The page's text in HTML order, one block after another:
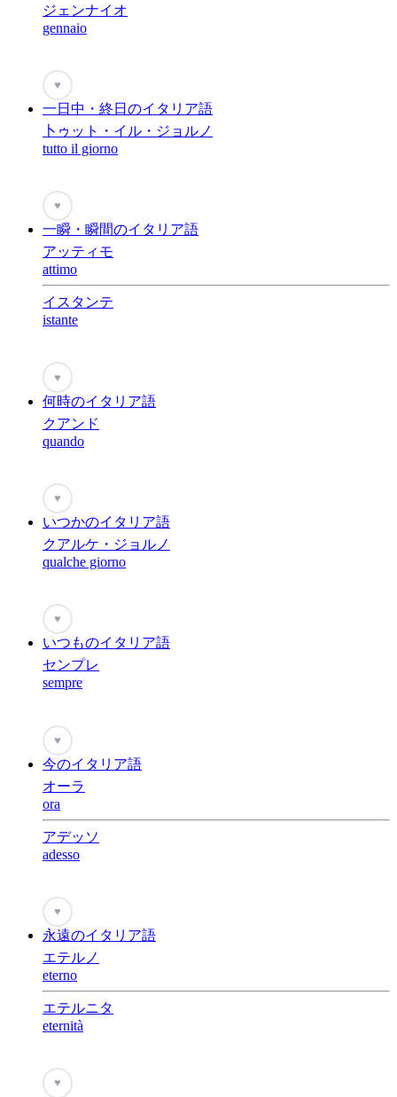
ジェンナイオ
gennaio
♥
一日中・終日のイタリア語
卜ゥット・イル・ジョルノ
tutto il giorno
♥
一瞬・瞬間のイタリア語
アッティモ
attimo
イスタンテ
istante
♥
何時のイタリア語
クアンド
quando
♥
いつかのイタリア語
クアルケ・ジョルノ
qualche giorno
♥
いつものイタリア語
センプレ
sempre
♥
今のイタリア語
オーラ
ora
アデッソ
adesso
♥
永遠のイタリア語
エテルノ
eterno
エテルニタ
eternità
♥